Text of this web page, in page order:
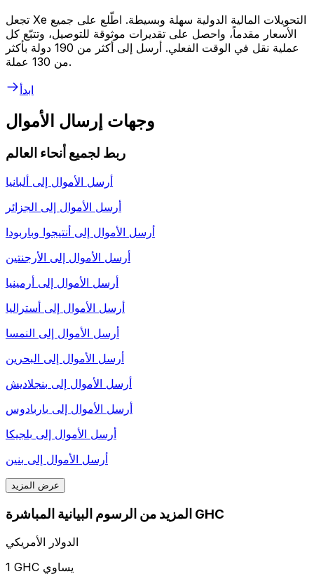
تجعل Xe التحويلات المالية الدولية سهلة وبسيطة. اطّلع على جميع
الأسعار مقدماً، واحصل على تقديرات موثوقة للتوصيل، وتتبّع كل
عملية نقل في الوقت الفعلي. أرسل إلى أكثر من 190 دولة بأكثر
من 130 عملة.
ابدأ
وجهات إرسال الأموال
ربط لجميع أنحاء العالم
أرسل الأموال إلى ألبانيا
أرسل الأموال إلى الجزائر
أرسل الأموال إلى أنتيجوا وباربودا
أرسل الأموال إلى الأرجنتين
أرسل الأموال إلى أرمينيا
أرسل الأموال إلى أستراليا
أرسل الأموال إلى النمسا
أرسل الأموال إلى البحرين
أرسل الأموال إلى بنجلاديش
أرسل الأموال إلى باربادوس
أرسل الأموال إلى بلجيكا
أرسل الأموال إلى بنين
عرض المزيد
المزيد من الرسوم البيانية المباشرة GHC
الدولار الأمريكي
1 GHC يساوي